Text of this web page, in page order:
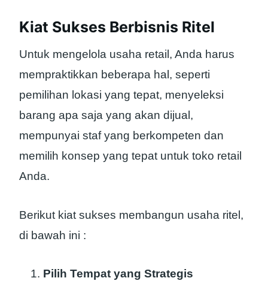
Kiat Sukses Berbisnis Ritel
Untuk mengelola usaha retail, Anda harus
mempraktikkan beberapa hal, seperti
pemilihan lokasi yang tepat, menyeleksi
barang apa saja yang akan dijual,
mempunyai staf yang berkompeten dan
memilih konsep yang tepat untuk toko retail
Anda.
Berikut kiat sukses membangun usaha ritel,
di bawah ini :
Pilih Tempat yang Strategis